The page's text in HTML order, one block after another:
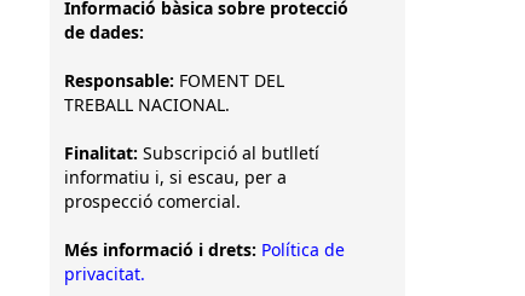
Informació bàsica sobre protecció
de dades:
Responsable: FOMENT DEL
TREBALL NACIONAL.
Finalitat: Subscripció al butlletí
informatiu i, si escau, per a
prospecció comercial.
Més informació i drets: Política de
privacitat.